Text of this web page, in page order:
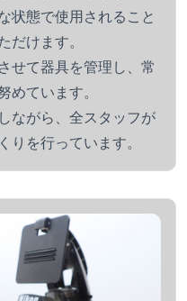
状態で使用されること
だけます。
せて器具を管理し、常
めています。
ながら、全スタッフが
りを行っています。